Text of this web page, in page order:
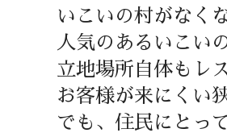
いこいの村がなく
人気のあるいこい
立地場所自体もレ
お客様が来にくい
でも、住民にとっ